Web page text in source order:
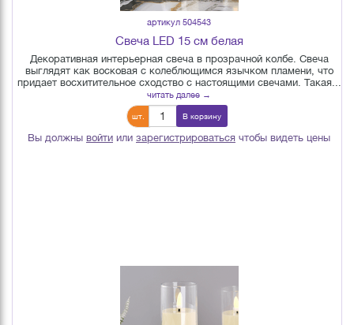
артикул 504543
Свеча LED 15 см белая
Декоративная интерьерная свеча в прозрачной колбе. Свеча
выглядят как восковая с колеблющимся язычком пламени, что
придает восхитительное сходство с настоящими свечами. Такая...
читать далее →
шт. В корзину
Вы должны войти или зарегистрироваться чтобы видеть цены